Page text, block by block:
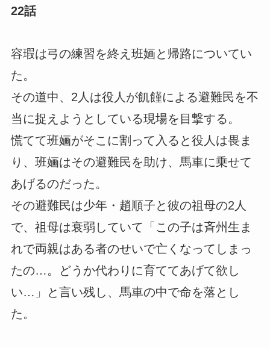
22話
容瑕は弓の練習を終え班婳と帰路についてい
た。
その道中、2人は役人が飢饉による避難民を不
当に捉えようとしている現場を目撃する。
慌てて班婳がそこに割って入ると役人は畏ま
り、班婳はその避難民を助け、馬車に乗せて
あげるのだった。
その避難民は少年・趙順子と彼の祖母の2人
で、祖母は衰弱していて「この子は斉州生ま
れで両親はある者のせいで亡くなってしまっ
たの…。どうか代わりに育ててあげて欲し
い…」と言い残し、馬車の中で命を落とし
た。